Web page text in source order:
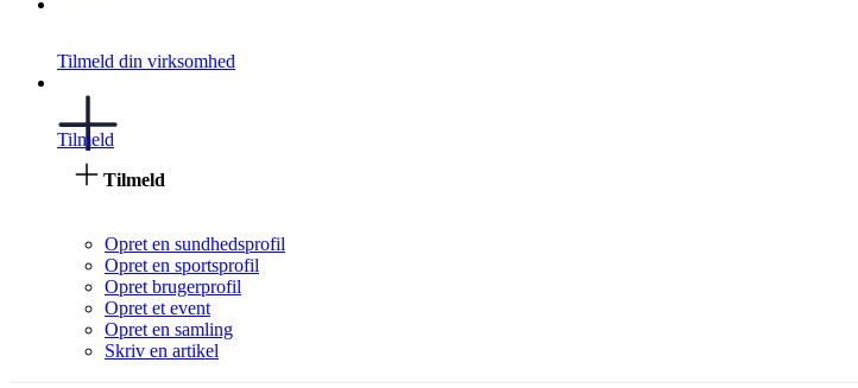
Tilmeld din virksomhed
Tilmeld
Tilmeld
Opret en sundhedsprofil
Opret en sportsprofil
Opret brugerprofil
Opret et event
Opret en samling
Skriv en artikel